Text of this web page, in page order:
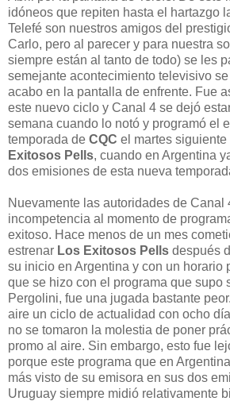
idóneos que repiten hasta el hartazgo
Telefé son nuestros amigos del
Carlo, pero al parecer y para nuestra
siempre están al tanto de todo) se les
semejante acontecimiento televisivo
acabo en la pantalla de enfrente. Fue
este nuevo ciclo y Canal 4 se dejó
semana cuando lo notó y programó el
temporada de CQC el martes
Exitosos Pells, cuando en Argentina
dos emisiones de esta nueva
Nuevamente las autoridades de Canal
incompetencia al momento de
exitoso. Hace menos de un mes
estrenar Los Exitosos Pells después
su inicio en Argentina y con un horario
que se hizo con el programa que supo
Pergolini, fue una jugada bastante
aire un ciclo de actualidad con ocho
no se tomaron la molestia de poner
promo al aire. Sin embargo, esto fue
porque este programa que en
más visto de su emisora en sus dos
Uruguay siempre midió relativamente